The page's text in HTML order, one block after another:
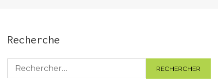
Recherche
Rechercher :